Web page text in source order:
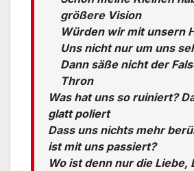
größere Vision
Würden wir mit unsern
Uns nicht nur um uns
Dann säße nicht der
Thron
Was hat uns so ruiniert?
glatt poliert
Dass uns nichts mehr
ist mit uns passiert?
Wo ist denn nur die Liebe,